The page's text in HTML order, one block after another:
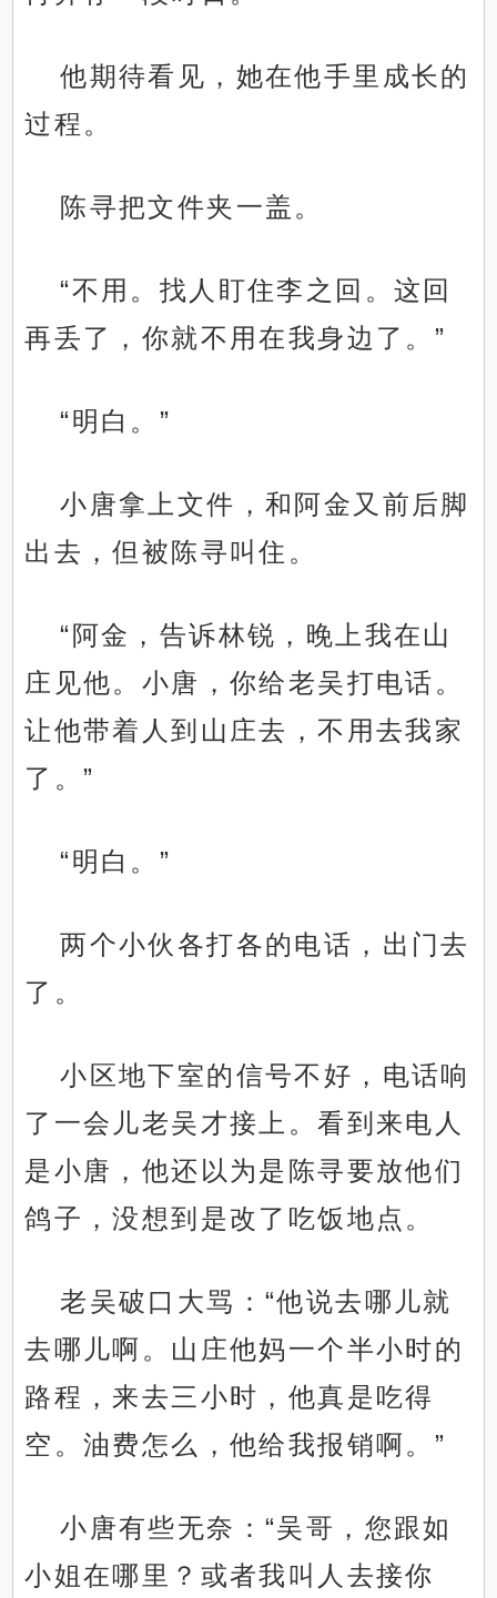
他期待看见，她在他手里成长的
过程。
陈寻把文件夹一盖。
“不用。找人盯住李之回。这回
再丢了，你就不用在我身边了。”
“明白。”
小唐拿上文件，和阿金又前后脚
出去，但被陈寻叫住。
“阿金，告诉林锐，晚上我在山
庄见他。小唐，你给老吴打电话。
让他带着人到山庄去，不用去我家
了。”
“明白。”
两个小伙各打各的电话，出门去
了。
小区地下室的信号不好，电话响
了一会儿老吴才接上。看到来电人
是小唐，他还以为是陈寻要放他们
鸽子，没想到是改了吃饭地点。
老吴破口大骂：“他说去哪儿就
去哪儿啊。山庄他妈一个半小时的
路程，来去三小时，他真是吃得
空。油费怎么，他给我报销啊。”
小唐有些无奈：“吴哥，您跟如
小姐在哪里？或者我叫人去接你